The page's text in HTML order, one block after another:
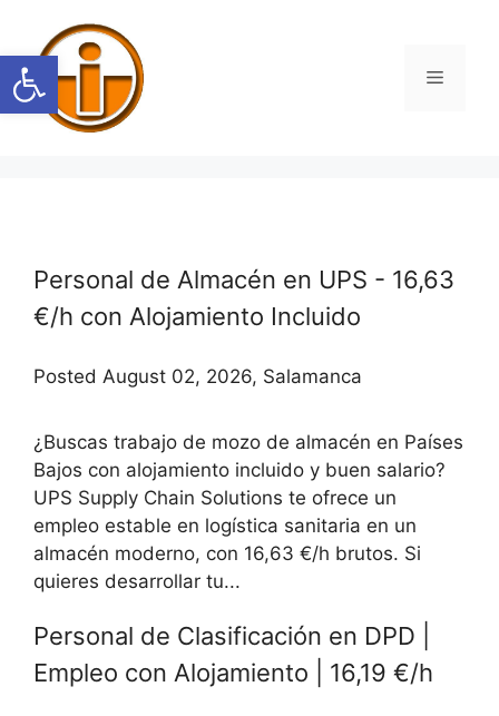
Abrir barra de herramientas
contenido
Menú
Personal de Almacén en UPS - 16,63
€/h con Alojamiento Incluido
Posted August 02, 2026, Salamanca
¿Buscas trabajo de mozo de almacén en Países
Bajos con alojamiento incluido y buen salario?
UPS Supply Chain Solutions te ofrece un
empleo estable en logística sanitaria en un
almacén moderno, con 16,63 €/h brutos. Si
quieres desarrollar tu...
Personal de Clasificación en DPD |
Empleo con Alojamiento | 16,19 €/h